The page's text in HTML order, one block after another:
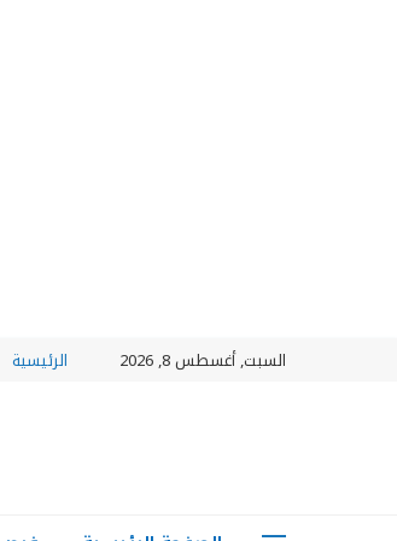
السبت, أغسطس 8, 2026 الرئيسية